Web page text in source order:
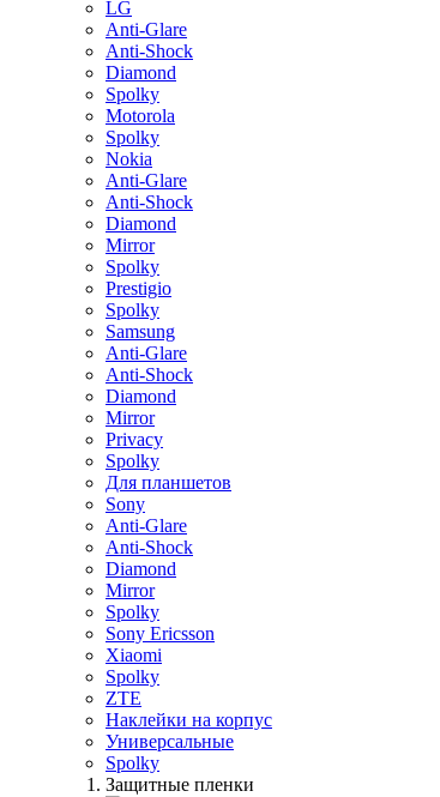
LG
Anti-Glare
Anti-Shock
Diamond
Spolky
Motorola
Spolky
Nokia
Anti-Glare
Anti-Shock
Diamond
Mirror
Spolky
Prestigio
Spolky
Samsung
Anti-Glare
Anti-Shock
Diamond
Mirror
Privacy
Spolky
Для планшетов
Sony
Anti-Glare
Anti-Shock
Diamond
Mirror
Spolky
Sony Ericsson
Xiaomi
Spolky
ZTE
Наклейки на корпус
Универсальные
Spolky
Защитные пленки